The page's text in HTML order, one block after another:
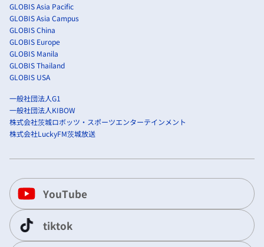
GLOBIS Asia Pacific
GLOBIS Asia Campus
GLOBIS China
GLOBIS Europe
GLOBIS Manila
GLOBIS Thailand
GLOBIS USA
一般社団法人G1
一般社団法人KIBOW
株式会社茨城ロボッツ・スポーツエンターテインメント
株式会社LuckyFM茨城放送
YouTube
tiktok